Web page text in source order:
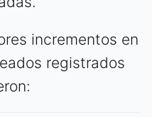
incrementos en
registrados